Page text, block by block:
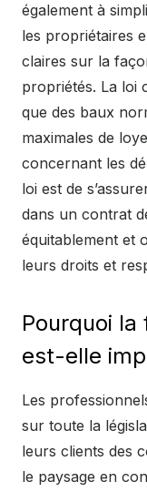
également à
les propriétaires
claires sur la
propriétés. La loi
que des baux
maximales de
concernant les
loi est de
dans un contrat
équitablement et
leurs droits et
Pourquoi
est-elle
Les
sur toute la
leurs clients des
le paysage en